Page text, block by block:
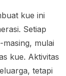
kue ini
Setiap
mulai
kue. Aktivitas
tetapi